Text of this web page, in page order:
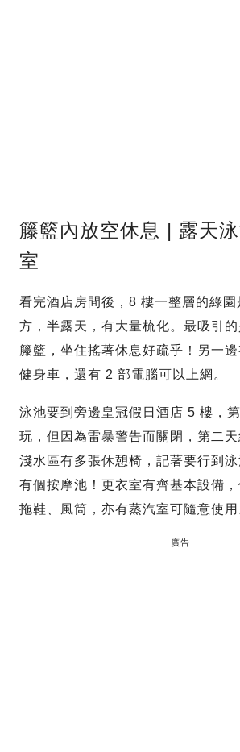
籐籃內放空休息 | 露天
室
看完酒店房間後，8 樓一整層的綠
方，半露天，有大量梳化。最吸引
籐籃，坐住搖著休息好疏乎！另一
健身車，還有 2 部電腦可以上網。
泳池要到旁邊皇冠假日酒店 5 樓，
玩，但因為雷暴警告而關閉，第二天
淺水區有多張休憩椅，記著要行到
有個按摩池！更衣室有齊基本設備，
拖鞋、風筒，亦有蒸汽室可隨意使用
廣告